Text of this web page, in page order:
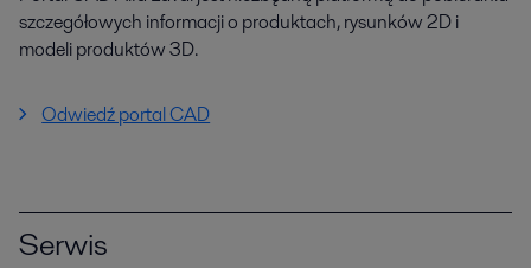
szczegółowych informacji o produktach, rysunków 2D i
modeli produktów 3D.
Odwiedź portal CAD
Serwis